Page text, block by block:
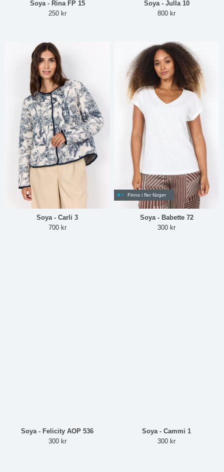
Soya - Rina FP 15
250 kr
Soya - Julla 10
800 kr
Soya - Carli 3
700 kr
Finns i fler färger
Soya - Babette 72
300 kr
Soya - Felicity AOP 536
300 kr
Soya - Cammi 1
300 kr